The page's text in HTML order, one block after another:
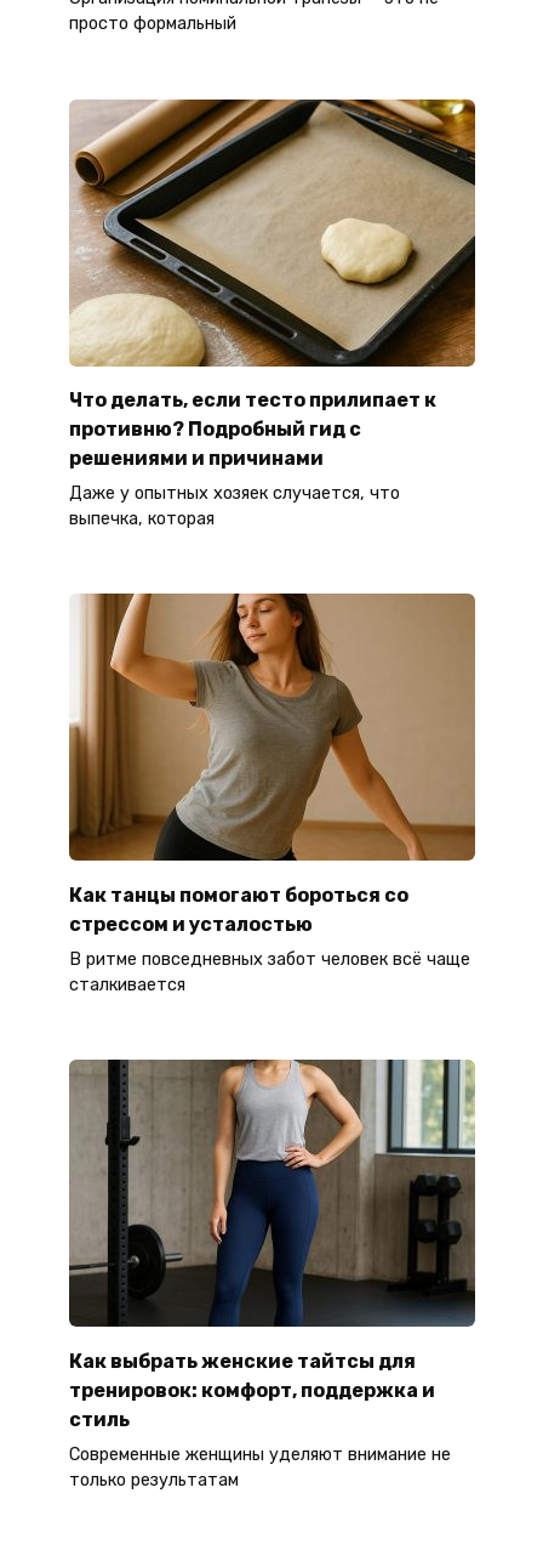
просто формальный
Что делать, если тесто прилипает к
противню? Подробный гид с
решениями и причинами
Даже у опытных хозяек случается, что
выпечка, которая
Как танцы помогают бороться со
стрессом и усталостью
В ритме повседневных забот человек всё чаще
сталкивается
Как выбрать женские тайтсы для
тренировок: комфорт, поддержка и
стиль
Современные женщины уделяют внимание не
только результатам